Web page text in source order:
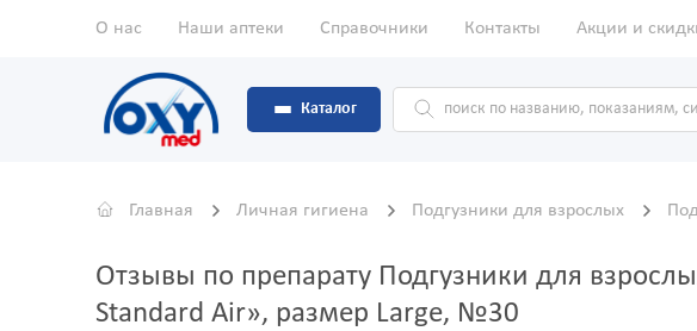
О нас Наши аптеки Справочники Контакты Акции и
Каталог
Главная Личная гигиена Подгузники для взрослых
Отзывы по препарату Подгузники для
Standard Air», размер Large, №30